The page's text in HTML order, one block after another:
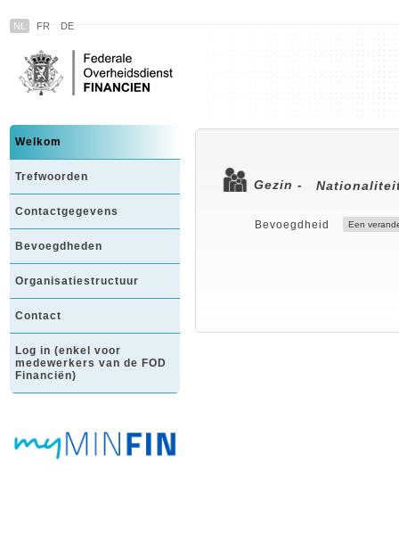
NL FR DE
Welkom
Trefwoorden
Contactgegevens
Bevoegdheden
Organisatiestructuur
Contact
Log in (enkel voor
medewerkers van de FOD
Financiën)
Gezin -
Bevoegdheid